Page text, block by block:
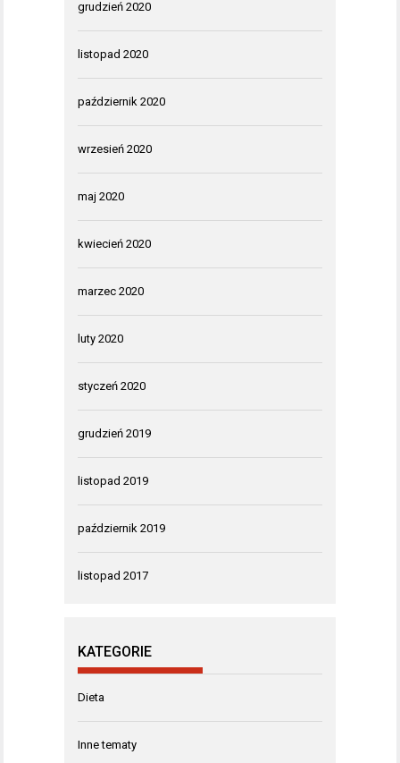
grudzień 2020
listopad 2020
październik 2020
wrzesień 2020
maj 2020
kwiecień 2020
marzec 2020
luty 2020
styczeń 2020
grudzień 2019
listopad 2019
październik 2019
listopad 2017
KATEGORIE
Dieta
Inne tematy